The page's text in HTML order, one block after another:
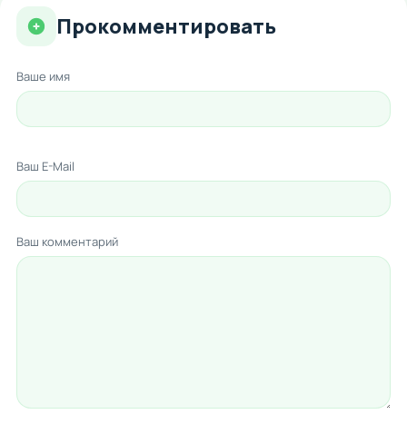
Прокомментировать
Ваше имя
Ваш E-Mail
Ваш комментарий